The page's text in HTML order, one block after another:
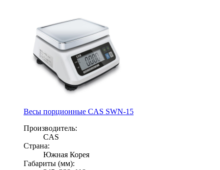
Весы порционные CAS SWN-15
Производитель:
CAS
Страна:
Южная Корея
Габариты (мм):